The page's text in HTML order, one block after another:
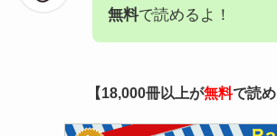
無料で読めるよ！
【18,000冊以上が無料で読め